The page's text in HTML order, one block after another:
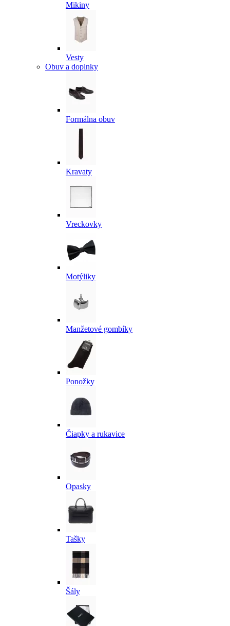
Mikiny
Vesty
Obuv a doplnky
Formálna obuv
Kravaty
Vreckovky
Motýliky
Manžetové gombíky
Ponožky
Čiapky a rukavice
Opasky
Tašky
Šály